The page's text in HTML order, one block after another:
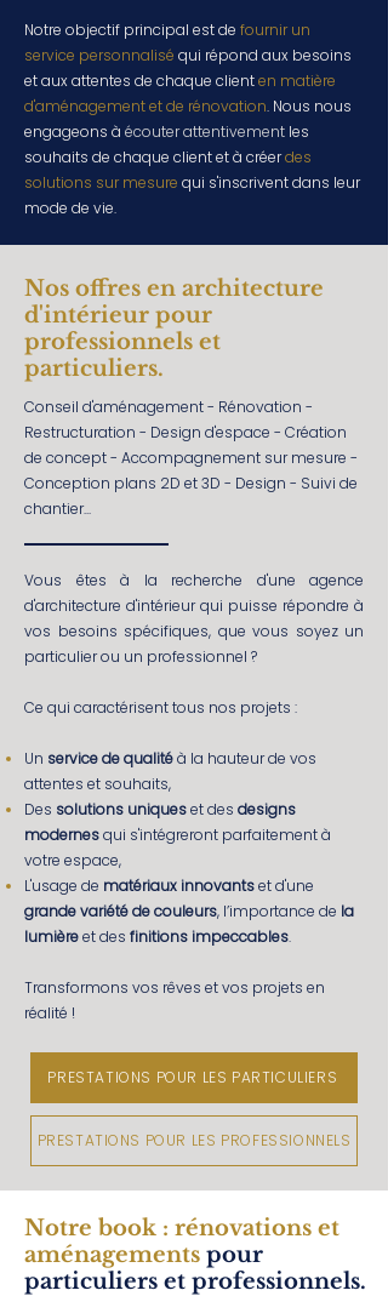
Notre objectif principal est de fournir un
service personnalisé qui répond aux besoins
et aux attentes de chaque clienten matière
d'aménagement et de rénovation. Nous nous
engageons à écouter attentivement les
souhaits de chaque client et à créerdes
solutions sur mesure qui s'inscrivent dans leur
mode de vie.
Nos offres en architecture
d'intérieur pour
professionnels et
particuliers.
Conseil d'aménagement - Rénovation -
Restructuration - Design d'espace - Création
de concept - Accompagnement sur mesure -
Conception plans 2D et 3D - Design - Suivi de
chantier...
Vous êtes à la recherche d'une agence
d'architecture d'intérieur qui puisse répondre à
vos besoins spécifiques, que vous soyez un
particulier ou un professionnel ?
Ce qui caractérisent tous nos projets :
Un service de qualitéà la hauteur de vos
attentes et souhaits,
Des solutions uniqueset des designs
modernesqui s'intégreront parfaitement à
votre espace,
L'usage de matériaux innovantset d'une
grande variété de couleurs, l’importance de la
lumièreet des finitions impeccables.
Transformons vos rêves et vos projets en
réalité !
PRESTATIONS POUR LES PARTICULIERS
PRESTATIONS POUR LES PROFESSIONNELS
Notre book : rénovations et
aménagements pour
particuliers et professionnels.